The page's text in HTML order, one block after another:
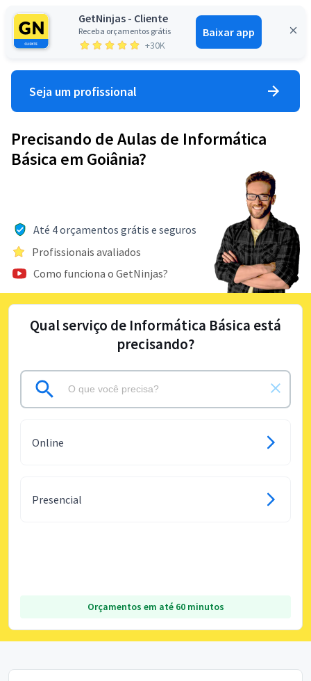
GetNinjas - Cliente
Receba orçamentos grátis
+30K
Baixar app
Entrar
Seja um profissional
Precisando de Aulas de Informática
Básica em Goiânia?
Até 4 orçamentos grátis e seguros
Profissionais avaliados
Como funciona o GetNinjas?
Qual serviço de Informática Básica está
precisando?
Online
Presencial
Orçamentos em até 60 minutos